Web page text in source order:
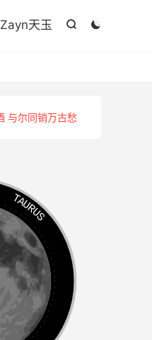


Zayn天玉
与尔同销万古愁
TAURUS